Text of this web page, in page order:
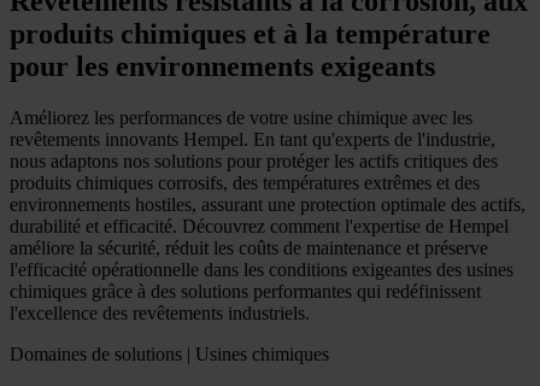
produits chimiques et à la température
pour les environnements exigeants
Améliorez les performances de votre usine chimique avec les
revêtements innovants Hempel. En tant qu'experts de l'industrie,
nous adaptons nos solutions pour protéger les actifs critiques des
produits chimiques corrosifs, des températures extrêmes et des
environnements hostiles, assurant une protection optimale des actifs,
durabilité et efficacité. Découvrez comment l'expertise de Hempel
améliore la sécurité, réduit les coûts de maintenance et préserve
l'efficacité opérationnelle dans les conditions exigeantes des usines
chimiques grâce à des solutions performantes qui redéfinissent
l'excellence des revêtements industriels.
Domaines de solutions | Usines chimiques